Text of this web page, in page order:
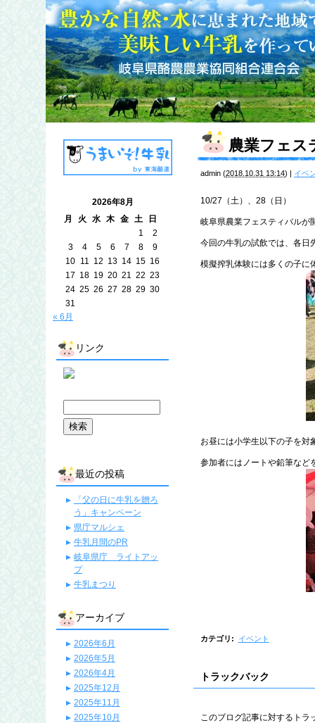
農業フェス
admin (2018.10.31 13:14) | イベ
10/27（土）、28（日）
岐阜県農業フェスティバルが
今回の牛乳の試飲では、各日
模擬搾乳体験には多くの子に
お昼には小学生以下の子を対
参加者にはノートや鉛筆など
カテゴリ : イベント
トラックバック
このブログ記事に対するトラ
2026年8月
月
火 水 木 金 土
日
1
2
3
4 5 6 7 8
9
10 11 12 13 14 15 16
17 18 19 20 21 22 23
24 25 26 27 28 29 30
31
« 6月
リンク
最近の投稿
「父の日に牛乳を贈ろ
う」キャンペーン
県庁マルシェ
牛乳月間のPR
岐阜県庁 ライトアッ
プ
牛乳まつり
アーカイブ
2026年6月
2026年5月
2026年4月
2025年12月
2025年11月
2025年10月